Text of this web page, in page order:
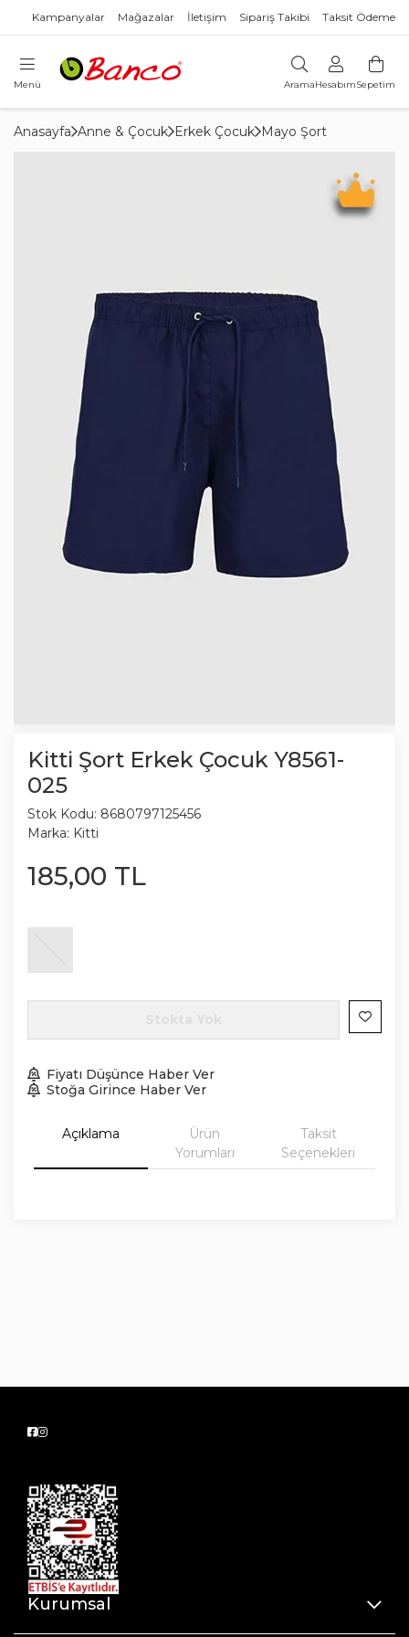
Kampanyalar Mağazalar İletişim Sipariş Takibi Taksit Ödeme
Menü AramaHesabımSepetim
Anasayfa Anne & Çocuk Erkek Çocuk Mayo Şort
Kitti Şort Erkek Çocuk Y8561-
025
Stok Kodu: 8680797125456
Marka: Kitti
185,00 TL
Fiyatı Düşünce Haber Ver
Stoğa Girince Haber Ver
Açıklama
Ürün
Yorumları
Taksit
Seçenekleri
Kurumsal